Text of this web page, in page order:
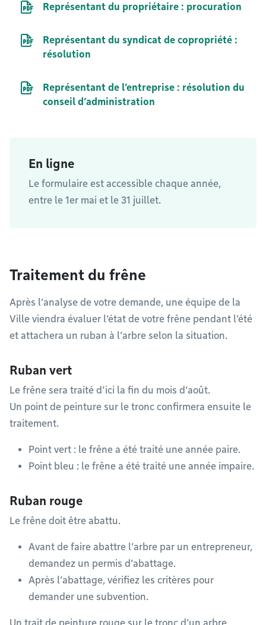
Document PDF
Représentant du propriétaire : procuration
Document PDF
Représentant du syndicat de copropriété :
résolution
Document PDF
Représentant de l’entreprise : résolution du
conseil d’administration
En ligne
Le formulaire est accessible chaque année,
entre le 1er mai et le 31 juillet.
Traitement du frêne
Après l’analyse de votre demande, une équipe de la
Ville viendra évaluer l’état de votre frêne pendant l’été
et attachera un ruban à l’arbre selon la situation.
Ruban vert
Le frêne sera traité d’ici la fin du mois d’août.
Un point de peinture sur le tronc confirmera ensuite le
traitement.
Point vert : le frêne a été traité une année paire.
Point bleu : le frêne a été traité une année impaire.
Ruban rouge
Le frêne doit être abattu.
Avant de faire abattre l’arbre par un entrepreneur,
demandez un permis d’abattage.
Après l’abattage, vérifiez les critères pour
demander une subvention.